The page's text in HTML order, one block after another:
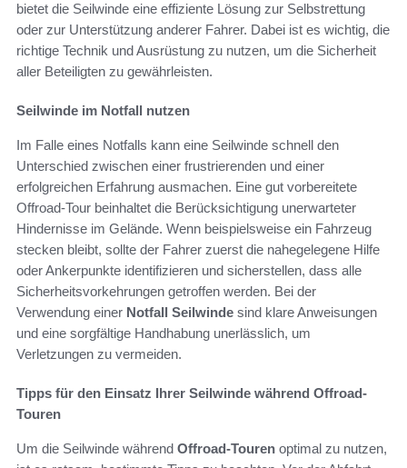
bietet die Seilwinde eine effiziente Lösung zur Selbstrettung
oder zur Unterstützung anderer Fahrer. Dabei ist es wichtig, die
richtige Technik und Ausrüstung zu nutzen, um die Sicherheit
aller Beteiligten zu gewährleisten.
Seilwinde im Notfall nutzen
Im Falle eines Notfalls kann eine Seilwinde schnell den
Unterschied zwischen einer frustrierenden und einer
erfolgreichen Erfahrung ausmachen. Eine gut vorbereitete
Offroad-Tour beinhaltet die Berücksichtigung unerwarteter
Hindernisse im Gelände. Wenn beispielsweise ein Fahrzeug
stecken bleibt, sollte der Fahrer zuerst die nahegelegene Hilfe
oder Ankerpunkte identifizieren und sicherstellen, dass alle
Sicherheitsvorkehrungen getroffen werden. Bei der
Verwendung einer Notfall Seilwinde sind klare Anweisungen
und eine sorgfältige Handhabung unerlässlich, um
Verletzungen zu vermeiden.
Tipps für den Einsatz Ihrer Seilwinde während Offroad-
Touren
Um die Seilwinde während Offroad-Touren optimal zu nutzen,